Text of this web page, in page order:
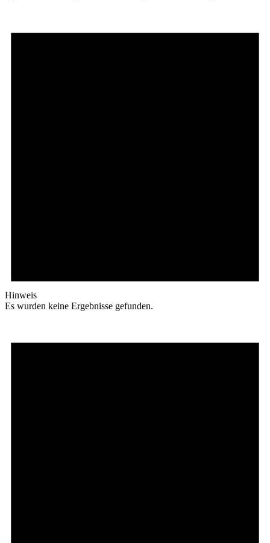
Hinweis
Es wurden keine Ergebnisse gefunden.